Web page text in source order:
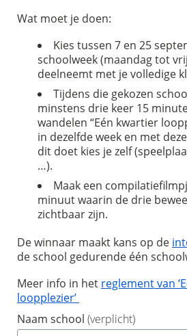
Wat moet je doen:
Kies tussen 7 en 25
schoolweek (maandag tot
deelneemt met je volledige
Tijdens die gekozen
minstens drie keer 15
wandelen “Eén kwartier
in dezelfde week en met
dit doet kies je zelf
…).
Maak een
minuut waarin de drie
zichtbaar zijn.
De winnaar maakt kans op de
de school gedurende één
Meer info in het reglement van
loopplezier’
Naam school (verplicht)